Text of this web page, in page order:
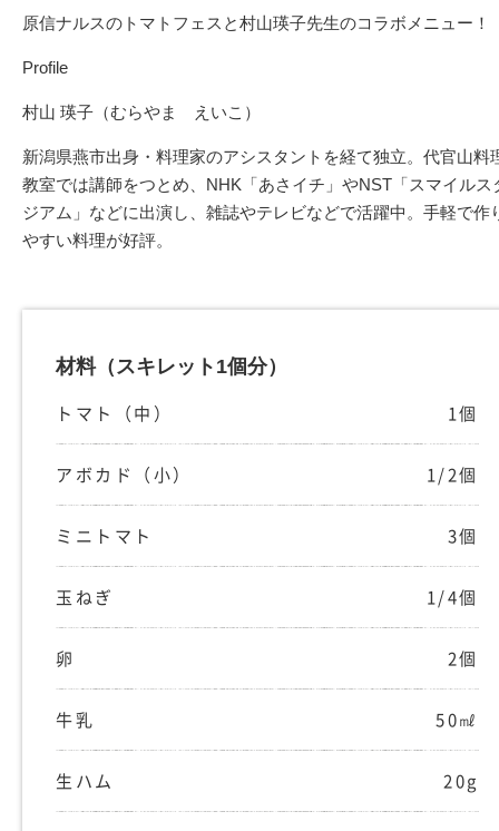
原信ナルスのトマトフェスと村山瑛子先生のコラボメニュー！
Profile
村山 瑛子（むらやま えいこ）
新潟県燕市出身・料理家のアシスタントを経て独立。代官山料
教室では講師をつとめ、NHK「あさイチ」やNST「スマイルス
ジアム」などに出演し、雑誌やテレビなどで活躍中。手軽で作
やすい料理が好評。
材料（スキレット1個分）
トマト（中） 1個
アボカド（小） 1/2個
ミニトマト 3個
玉ねぎ 1/4個
卵 2個
牛乳 50㎖
生ハム 20g